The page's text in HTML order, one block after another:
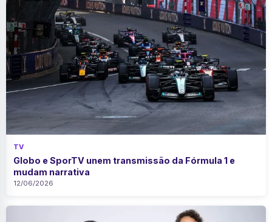
TV
Globo e SporTV unem transmissão da Fórmula 1 e
mudam narrativa
12/06/2026